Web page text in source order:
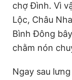
chợ Đình. Vì
Lộc, Châu
Bình Đông
chằm nón
Ngay sau